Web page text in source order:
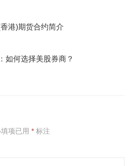
港)期货合约简介
如何选择美股券商？
项已用 *标注